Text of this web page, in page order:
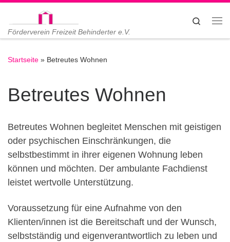
Zum Inhalt springen
Förderverein Freizeit Behinderter e.V.
Search
Startseite » Betreutes Wohnen
Betreutes Wohnen
Betreutes Wohnen begleitet Menschen mit geistigen
oder psychischen Einschränkungen, die
selbstbestimmt in ihrer eigenen Wohnung leben
können und möchten. Der ambulante Fachdienst
leistet wertvolle Unterstützung.
Voraussetzung für eine Aufnahme von den
Klienten/innen ist die Bereitschaft und der Wunsch,
selbstständig und eigenverantwortlich zu leben und